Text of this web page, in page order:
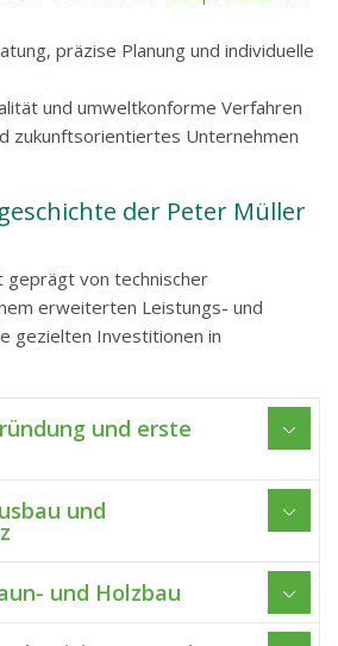
präzise Planung und individuelle
und umweltkonforme Verfahren
zukunftsorientiertes Unternehmen
der Peter Müller
geprägt von technischer
erweiterten Leistungs- und
gezielten Investitionen in
und erste
und
und Holzbau